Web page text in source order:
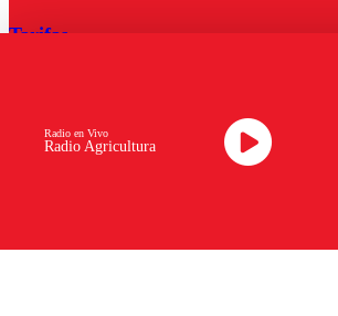
Radio Agricultura
Radio en Vivo
Tarifas
Descarga la APP